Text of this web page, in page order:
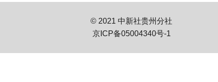
© 2021 中新社贵州分社
京ICP备05004340号-1